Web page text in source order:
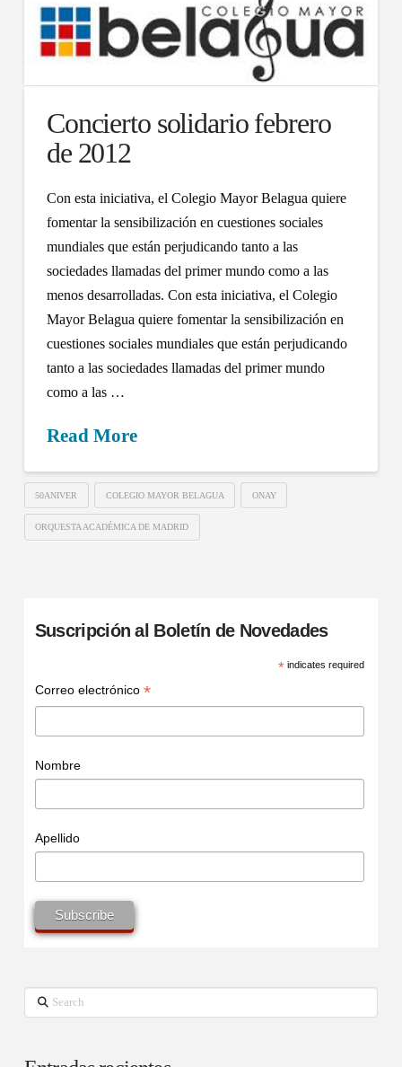
Concierto solidario febrero
de 2012
Con esta iniciativa, el Colegio Mayor Belagua quiere
fomentar la sensibilización en cuestiones sociales
mundiales que están perjudicando tanto a las
sociedades llamadas del primer mundo como a las
menos desarrolladas. Con esta iniciativa, el Colegio
Mayor Belagua quiere fomentar la sensibilización en
cuestiones sociales mundiales que están perjudicando
tanto a las sociedades llamadas del primer mundo
como a las …
Read More
50ANIVER COLEGIO MAYOR BELAGUA ONAY
ORQUESTA ACADÉMICA DE MADRID
Suscripción al Boletín de Novedades
*indicates required
Correo electrónico *
Nombre
Apellido
Search